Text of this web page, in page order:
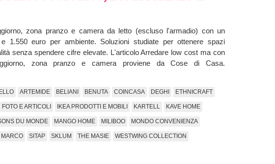
zona pranzo e camera da letto (escluso l'armadio) con un
1.550 euro per ambiente. Soluzioni studiate per ottenere spazi
senza spendere cifre elevate. L'articolo Arredare low cost ma con
zona pranzo e camera proviene da Cose di Casa.
ARTEMIDE BELIANI BENUTA COINCASA DEGHI ETHNICRAFT
FOTO E ARTICOLI IKEA PRODOTTI E MOBILI KARTELL KAVE HOME
DU MONDE MANGO HOME MILIBOO MONDO CONVENIENZA
SITAP SKLUM THE MASIE WESTWING COLLECTION